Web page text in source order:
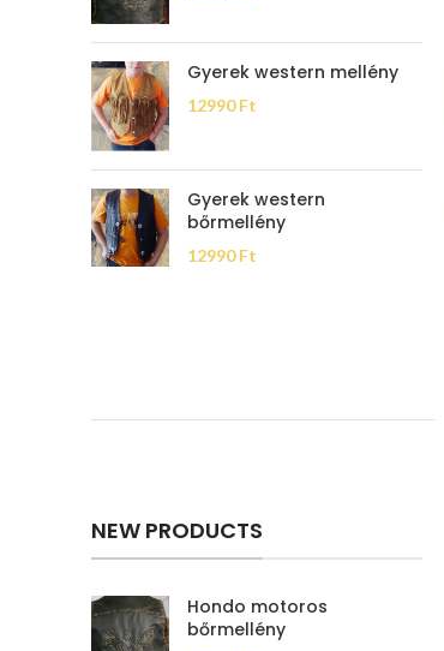
Gyerek western mellény
12990Ft
Gyerek western
bőrmellény
12990Ft
NEW PRODUCTS
Hondo motoros
bőrmellény